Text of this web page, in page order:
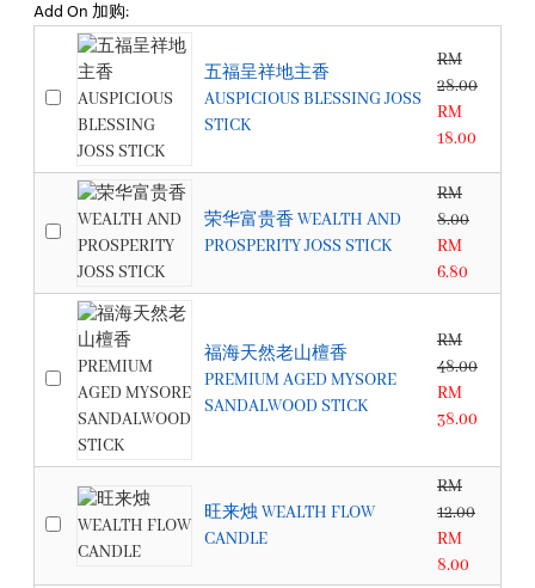
Add On 加购:
五福呈祥地主香
AUSPICIOUS BLESSING JOSS
STICK
RM
28.00
RM
18.00
荣华富贵香 WEALTH AND
PROSPERITY JOSS STICK
RM
8.00
RM
6.80
福海天然老山檀香
PREMIUM AGED MYSORE
SANDALWOOD STICK
RM
48.00
RM
38.00
旺来烛 WEALTH FLOW
CANDLE
RM
12.00
RM
8.00